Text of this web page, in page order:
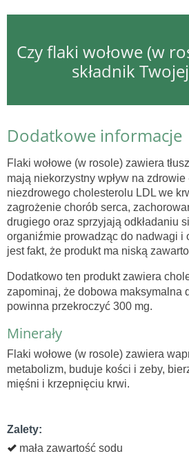
Czy flaki wołowe (w
składnik
Dodatkowe informacje
Flaki wołowe (w rosole) zawiera
mają niekorzystny wpływ na
niezdrowego cholesterolu LDL we
zagrożenie chorób serca,
drugiego oraz sprzyjają odkładaniu
organiźmie prowadząc do nadwagi i
jest fakt, że produkt ma niską
Dodatkowo ten produkt zawiera
zapominaj, że dobowa maksymalna
powinna przekroczyć 300 mg.
Minerały
Flaki wołowe (w rosole) zawiera
metabolizm, buduje kości i zeby,
mięśni i krzepnięciu krwi.
Zalety:
mała zawartość sodu